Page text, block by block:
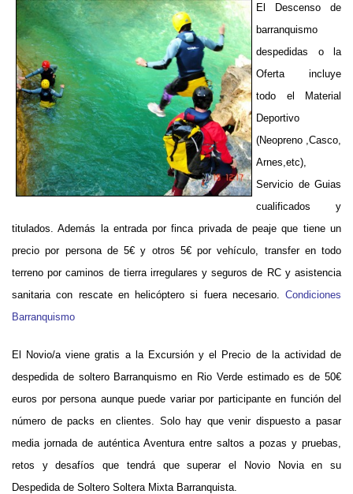
El Descenso de
barranquismo
despedidas o la
Oferta incluye
todo el Material
Deportivo
(Neopreno ,Casco,
Arnes,etc),
Servicio de Guias
cualificados y
titulados. Además la entrada por finca privada de peaje que tiene un
precio por persona de 5€ y otros 5€ por vehículo, transfer en todo
terreno por caminos de tierra irregulares y seguros de RC y asistencia
sanitaria con rescate en helicóptero si fuera necesario.
Condiciones
Barranquismo
El Novio/a viene gratis a la Excursión y el Precio de la actividad de
despedida de soltero Barranquismo en Rio Verdeestimado es de 50€
euros por persona aunque puede variar por participante en función del
número de packs en clientes. Solo hay que venir dispuesto a pasar
media jornada de auténtica Aventura entre saltos a pozas y pruebas,
retos y desafíos que tendrá que superar el Novio Novia en su
Despedida de Soltero Soltera Mixta Barranquista.